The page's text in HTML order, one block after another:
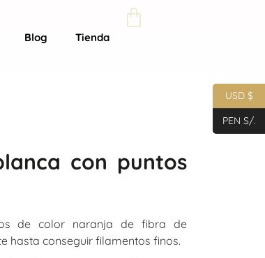
Blog Tienda
con puntos
de color naranja de fibra de
hasta conseguir filamentos finos.
USD $
PEN S/.